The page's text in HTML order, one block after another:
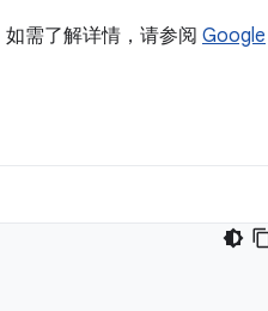
需了解详情，请参阅 Google